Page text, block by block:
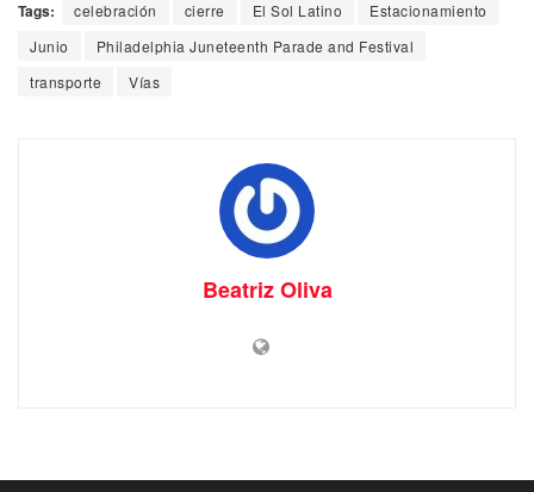
Tags: celebración cierre El Sol Latino
Estacionamiento
Junio
Philadelphia Juneteenth Parade and Festival
transporte
Vías
Beatriz Oliva